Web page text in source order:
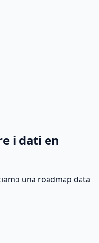
i dati en
una roadmap data